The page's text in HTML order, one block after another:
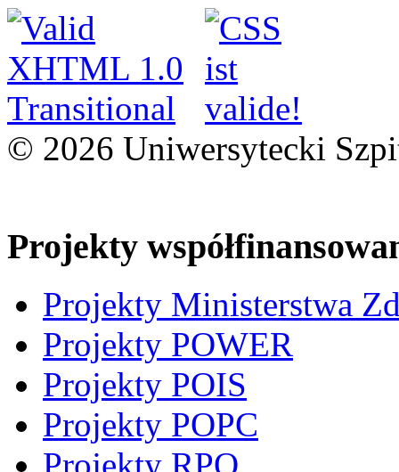
© 2026 Uniwersytecki
Projekty
Projekty Ministerstwa
Projekty POWER
Projekty POIS
Projekty POPC
Projekty RPO